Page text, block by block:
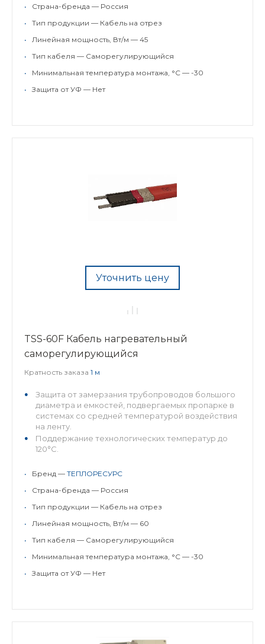
•
Страна-бренда — Россия
•
Тип продукции — Кабель на отрез
•
Линейная мощность, Вт/м — 45
•
Тип кабеля — Саморегулирующийся
•
Минимальная температура монтажа, °C — -30
•
Защита от УФ — Нет
Уточнить цену
TSS-60F Кабель нагревательный
саморегулирующийся
Кратность заказа 1 м
Защита от замерзания трубопроводов большого
диаметра и емкостей, подвергаемых пропарке в
системах со средней температурой воздействия
на ленту.
Поддержание технологических температур до
120°С.
• Бренд — ТЕПЛОРЕСУРС
•
Страна-бренда — Россия
•
Тип продукции — Кабель на отрез
•
Линейная мощность, Вт/м — 60
•
Тип кабеля — Саморегулирующийся
•
Минимальная температура монтажа, °C — -30
•
Защита от УФ — Нет